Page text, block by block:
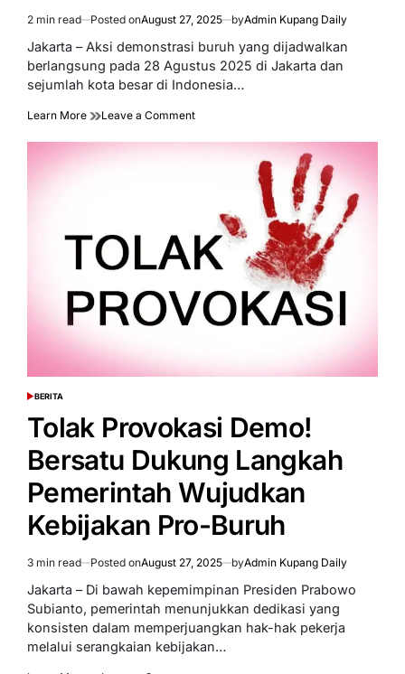
Estimated
read
time
2 min read Posted onAugust 27, 2025 byAdmin Kupang Daily
Jakarta – Aksi demonstrasi buruh yang dijadwalkan
berlangsung pada 28 Agustus 2025 di Jakarta dan
sejumlah kota besar di Indonesia…
Learn More Leave a Commenton
Pemerintah
DPR
Imbau
Damai
POSTED
BERITA
Tolak Provokasi Demo!
Bersatu Dukung Langkah
Pemerintah Wujudkan
Kebijakan Pro-Buruh
Estimated
read
time
3 min read Posted onAugust 27, 2025 byAdmin Kupang Daily
Jakarta – Di bawah kepemimpinan Presiden Prabowo
Subianto, pemerintah menunjukkan dedikasi yang
konsisten dalam memperjuangkan hak-hak pekerja
melalui serangkaian kebijakan…